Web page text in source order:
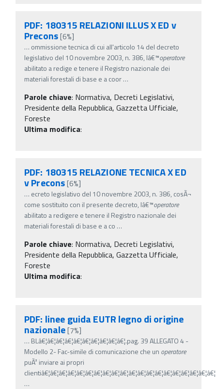
PDF: 180315 RELAZIONI ILLUS X ED v
Precons[6%]
… ommissione tecnica di cui all'articolo 14 del decreto
legislativo del 10 novembre 2003, n. 386, lâ€™operatore
abilitato a redige e tenere il Registro nazionale dei
materiali forestali di base e a coor…
Parole chiave: Normativa, Decreti Legislativi,
Presidente della Repubblica, Gazzetta Ufficiale,
Foreste
Ultima modifica:
PDF: 180315 RELAZIONE TECNICA X ED
v Precons[6%]
… ecreto legislativo del 10 novembre 2003, n. 386, cosÃ¬
come sostituito con il presente decreto, lâ€™operatore
abilitato a redigere e tenere il Registro nazionale dei
materiali forestali di base e a co …
Parole chiave: Normativa, Decreti Legislativi,
Presidente della Repubblica, Gazzetta Ufficiale,
Foreste
Ultima modifica:
PDF: linee guida EUTR legno di origine
nazionale[7%]
… BLâ€¦â€¦â€¦â€¦â€¦â€¦â€¦â€¦â€¦â€¦.pag. 39 ALLEGATO 4 -
Modello 2- Fac-simile di comunicazione che un operatore
puÃ² inviare ai propri
clientiâ€¦â€¦â€¦â€¦â€¦â€¦â€¦â€¦â€¦â€¦â€¦â€¦â€¦â€¦â€¦â€¦â€¦â€¦â€¦â€¦
…